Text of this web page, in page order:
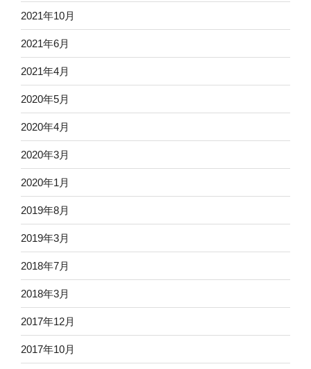
2021年10月
2021年6月
2021年4月
2020年5月
2020年4月
2020年3月
2020年1月
2019年8月
2019年3月
2018年7月
2018年3月
2017年12月
2017年10月